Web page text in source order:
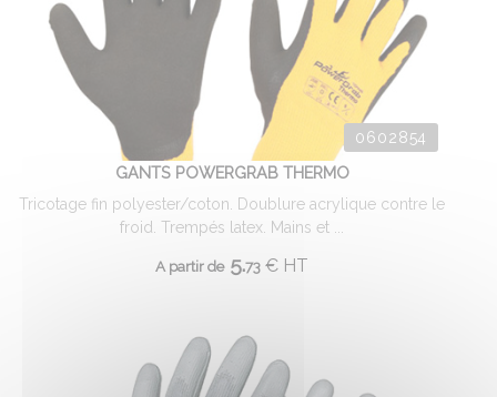
0602854
GANTS POWERGRAB THERMO
Tricotage fin polyester/coton. Doublure acrylique contre le
froid. Trempés latex. Mains et ...
A partir de5.73 € HT